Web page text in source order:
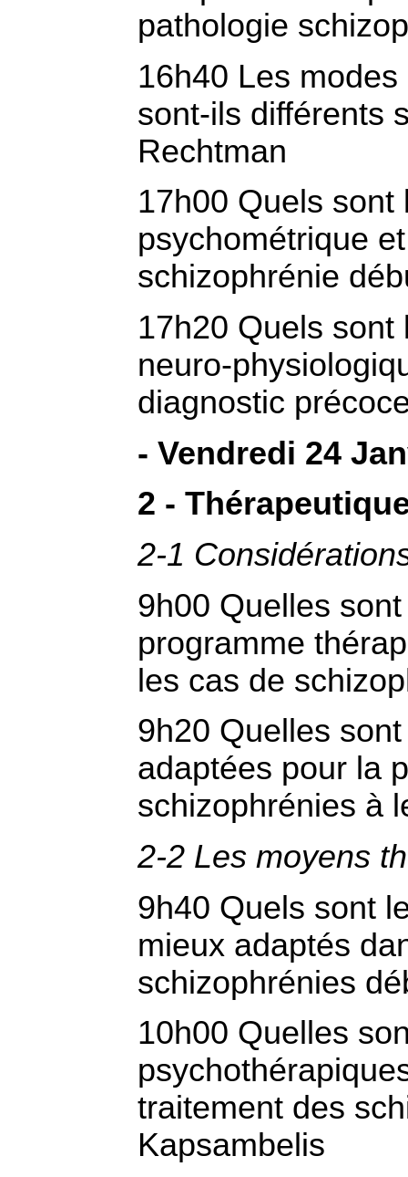
pathologie
16h40 Les
sont-ils différents
Rechtman
17h00 Quels
psychométrique
schizophrénie
17h20 Quels
neuro-
diagnostic
- Vendredi 24
2 -
2-1
9h00 Quelles
programme
les cas de
9h20 Quelles
adaptées pour la
schizophrénies à
2-2 Les moyens
9h40 Quels sont
mieux adaptés
schizophrénies
10h00 Quelles
traitement des
Kapsambelis